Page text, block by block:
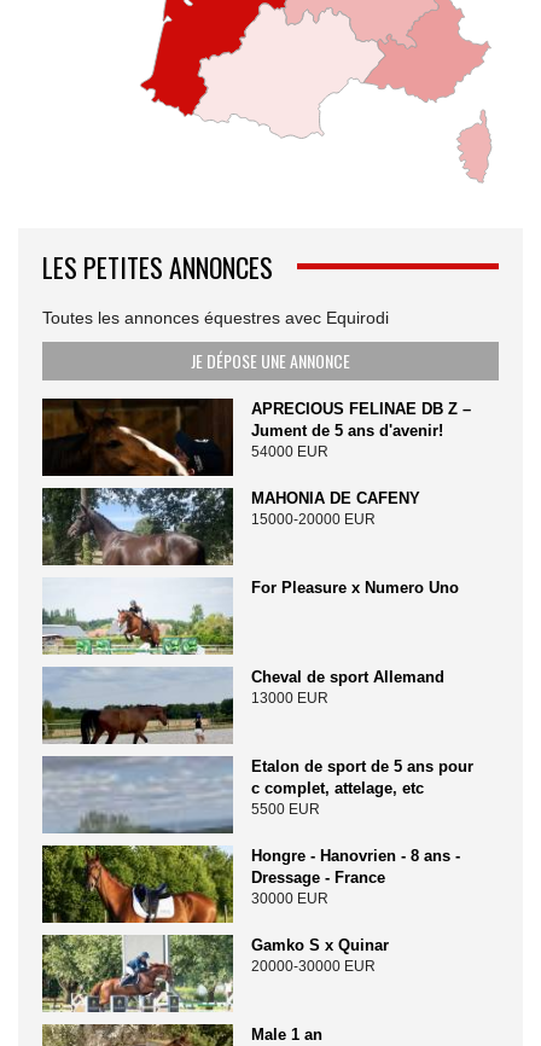
LES PETITES ANNONCES
Toutes les annonces équestres avec Equirodi
JE DÉPOSE UNE ANNONCE
APRECIOUS FELINAE DB Z –
Jument de 5 ans d'avenir!
54000 EUR
MAHONIA DE CAFENY
15000-20000 EUR
For Pleasure x Numero Uno
Cheval de sport Allemand
13000 EUR
Etalon de sport de 5 ans pour
c complet, attelage, etc
5500 EUR
Hongre - Hanovrien - 8 ans -
Dressage - France
30000 EUR
Gamko S x Quinar
20000-30000 EUR
Male 1 an